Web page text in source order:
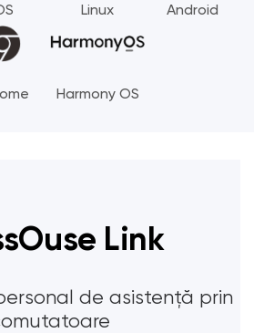
Linux Android
Harmony OS
Link
de asistență prin